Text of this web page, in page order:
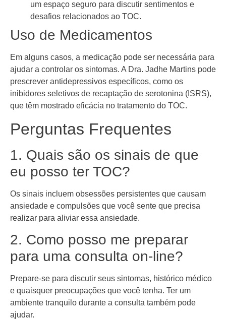
um espaço seguro para discutir sentimentos e
desafios relacionados ao TOC.
Uso de Medicamentos
Em alguns casos, a medicação pode ser necessária para
ajudar a controlar os sintomas. A Dra. Jadhe Martins pode
prescrever antidepressivos específicos, como os
inibidores seletivos de recaptação de serotonina (ISRS),
que têm mostrado eficácia no tratamento do TOC.
Perguntas Frequentes
1. Quais são os sinais de que
eu posso ter TOC?
Os sinais incluem obsessões persistentes que causam
ansiedade e compulsões que você sente que precisa
realizar para aliviar essa ansiedade.
2. Como posso me preparar
para uma consulta on-line?
Prepare-se para discutir seus sintomas, histórico médico
e quaisquer preocupações que você tenha. Ter um
ambiente tranquilo durante a consulta também pode
ajudar.